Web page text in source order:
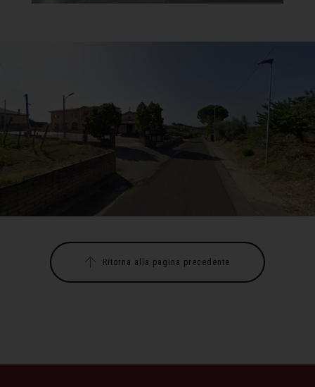
Ritorna alla pagina precedente